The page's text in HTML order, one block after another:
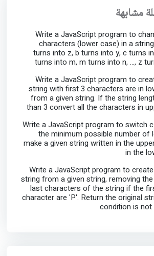
مشابهة
Write a JavaScript program to
characters (lower case) in a
turns into z, b turns into y, c turns
turns into m, m turns into n, ..., z
Write a JavaScript program to
string with first 3 characters are in
from a given string. If the string
than 3 convert all the characters in
Write a JavaScript program to switch
the minimum possible number of
make a given string written in the
in the
Write a JavaScript program to
string from a given string, removing
last characters of the string if the
character are 'P'. Return the original
condition is